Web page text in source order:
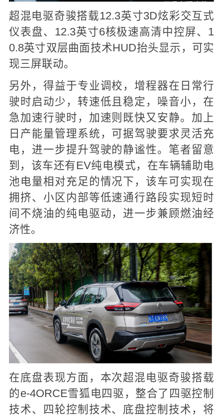
超混电驱奇骏搭载12.3英寸3D炫彩交互式
仪表盘、12.3英寸6核极速高清中控屏、1
0.8英寸双层曲面技术HUD抬头显示，可实
现三屏联动。
另外，得益于专业调校，增程器在日常行
驶时启动少，转速低且稳定，噪音小，在
急加速行驶时，加速则既快又安静。加上
日产能量管理系统，可据驾驶要求灵活充
电，进一步提升驾驶的静谧性。笔者留意
到，该车还有EV纯电模式，在车辆辅助电
池电量相对充足的情况下，该车可实现在
拥挤、小区内部等低速通行路段实现短时
间不烧油的纯电驱动，进一步兼顾燃油经
济性。
在底盘表现方面，本次超混电驱奇骏搭载
的e-4ORCE雪狐电四驱，整合了四驱控制
技术、四轮控制技术、底盘控制技术，将